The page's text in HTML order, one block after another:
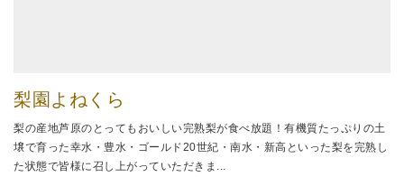
梨園よねくら
梨の産地芦原のとってもおいしい完熟梨が食べ放題！有機質たっぷりの土
壌で育った幸水・豊水・ゴールド20世紀・南水・新高といった梨を完熟し
た状態で皆様に召し上がっていただきま...